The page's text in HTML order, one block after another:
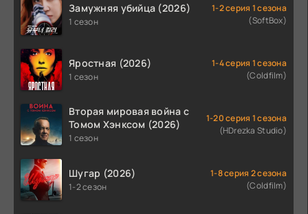
Замужняя убийца (2026)
1 сезон
1-2 серия 1 сезона
(SoftBox)
Яростная (2026)
1 сезон
1-4 серия 1 сезона
(Coldfilm)
Вторая мировая война с
Томом Хэнксом (2026)
1 сезон
1-20 серия 1 сезона
(HDrezka Studio)
Шугар (2026)
1-2 сезон
1-8 серия 2 сезона
(Coldfilm)